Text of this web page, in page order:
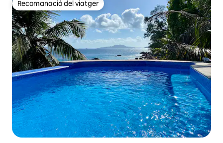
Recomanació del viatger
Recomanació del viatger